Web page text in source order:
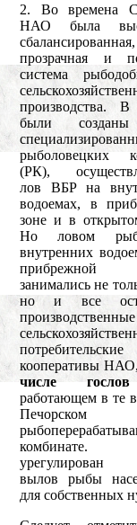
2. Во времена
НАО была
сбалансированная,
прозрачная и
система
производства. В
были
рыболовецких
(РК),
лов ВБР на
водоемах, в
зоне и в
Но ловом
внутренних
прибрежной
занимались не
но и все
потребительские
кооперативы
числе
работающем в те
Печорском
урегулирован
вылов рыбы
для собственных